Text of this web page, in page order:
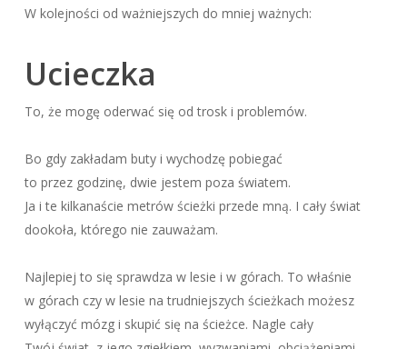
W kolejności od ważniejszych do mniej ważnych:
Ucieczka
To, że mogę oderwać się od trosk i problemów.
Bo gdy zakładam buty i wychodzę pobiegać
to przez godzinę, dwie jestem poza światem.
Ja i te kilkanaście metrów ścieżki przede mną. I cały świat
dookoła, którego nie zauważam.
Najlepiej to się sprawdza w lesie i w górach. To właśnie
w górach czy w lesie na trudniejszych ścieżkach możesz
wyłączyć mózg i skupić się na ścieżce. Nagle cały